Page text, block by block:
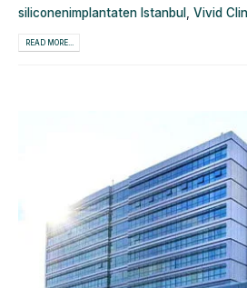
siliconenimplantaten Istanbul
Vivid
READ MORE...